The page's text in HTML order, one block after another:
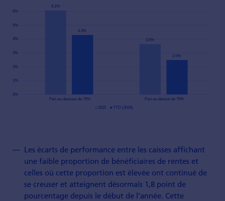
Les écarts de performance entre les caisses affichant
une faible proportion de bénéficiaires de rentes et
celles où cette proportion est élevée ont continué de
se creuser et atteignent désormais 1,8 point de
pourcentage depuis le début de l’année. Cette